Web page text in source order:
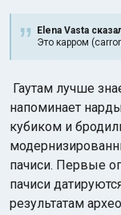
Elena Vasta
Это карром
Гаутам лучше
напоминает
кубиком и
пачиси. Первые
пачиси
результатам